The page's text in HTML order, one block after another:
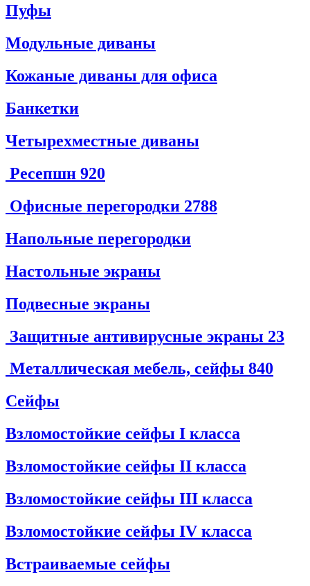
Пуфы
Модульные диваны
Кожаные диваны для офиса
Банкетки
Четырехместные диваны
Ресепшн 920
Офисные перегородки 2788
Напольные перегородки
Настольные экраны
Подвесные экраны
Защитные антивирусные экраны 23
Металлическая мебель, сейфы 840
Сейфы
Взломостойкие сейфы I класса
Взломостойкие сейфы II класса
Взломостойкие сейфы III класса
Взломостойкие сейфы IV класса
Встраиваемые сейфы